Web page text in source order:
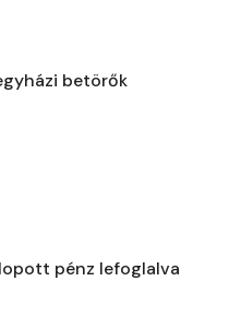
betörők
pénz lefoglalva